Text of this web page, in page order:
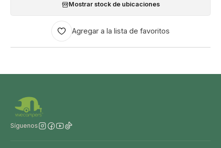
Mostrar stock de ubicaciones
Agregar a la lista de favoritos
Síguenos